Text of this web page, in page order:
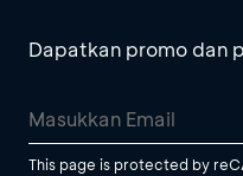
Dapatkan promo dan
This page is protected by